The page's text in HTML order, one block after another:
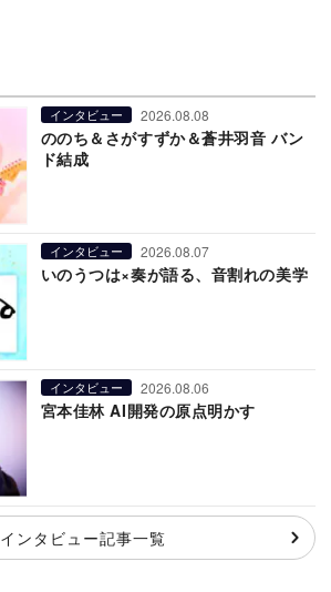
インタビュー 2026.08.08
ののち＆さがすずか＆蒼井羽音 バン
ド結成
インタビュー 2026.08.07
いのうつは×奏が語る、音割れの美学
インタビュー 2026.08.06
宮本佳林 AI開発の原点明かす
インタビュー記事一覧